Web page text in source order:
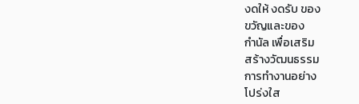
งดให้ งดรับ ของ
ขวัญและของ
กำนัล เพื่อเสริม
สร้างวัฒนธรรม
การทำงานอย่าง
โปร่งใส